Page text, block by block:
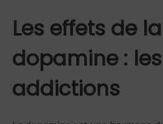
Les effets de la
dopamine : les
addictions